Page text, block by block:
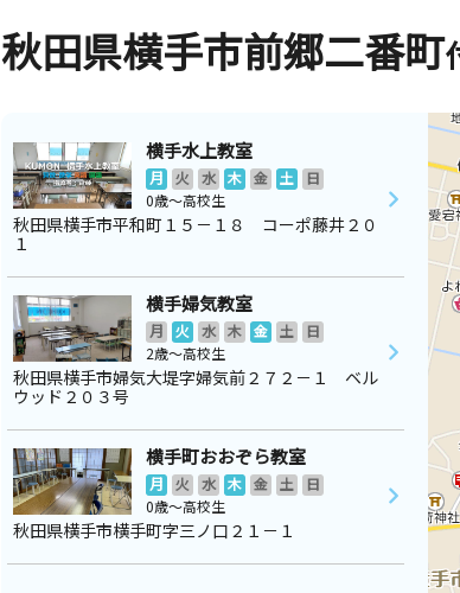
秋田県横手市前郷二番町
横手水上教室
月 火 水 木 金 土
日
0歳～高校生
秋田県横手市平和町１５－１８ コーポ藤井２０
１
横手婦気教室
月 火 水 木 金 土
日
2歳～高校生
秋田県横手市婦気大堤字婦気前２７２－１ ベル
ウッド２０３号
横手町おおぞら教室
月 火 水 木 金 土
日
0歳～高校生
秋田県横手市横手町字三ノ口２１－１